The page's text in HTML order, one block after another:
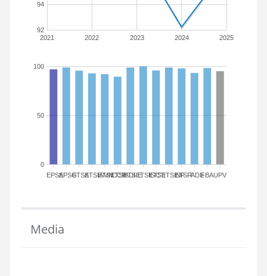
2021 2022 2023 2024 2025
92
94
EPSAEPSGETSAETSIAMN
ETSICCP
ETSIADI
ETSIEETSIGCT
ETSIIETSINFETSITFADEFBAUPV
0
50
100
Media